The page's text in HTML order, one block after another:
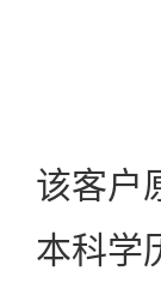
该客户
本科学